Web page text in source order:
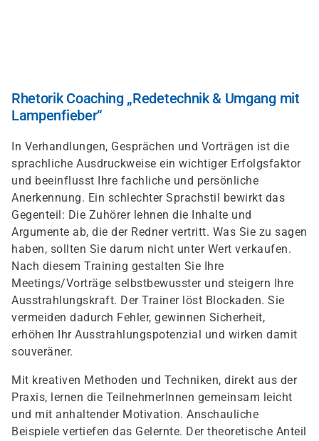
Rhetorik Coaching „Redetechnik & Umgang mit
Lampenfieber“
In Verhandlungen, Gesprächen und Vorträgen ist die
sprachliche Ausdruckweise ein wichtiger Erfolgsfaktor
und beeinflusst Ihre fachliche und persönliche
Anerkennung. Ein schlechter Sprachstil bewirkt das
Gegenteil: Die Zuhörer lehnen die Inhalte und
Argumente ab, die der Redner vertritt. Was Sie zu sagen
haben, sollten Sie darum nicht unter Wert verkaufen.
Nach diesem Training gestalten Sie Ihre
Meetings/Vorträge selbstbewusster und steigern Ihre
Ausstrahlungskraft. Der Trainer löst Blockaden. Sie
vermeiden dadurch Fehler, gewinnen Sicherheit,
erhöhen Ihr Ausstrahlungspotenzial und wirken damit
souveräner.
Mit kreativen Methoden und Techniken, direkt aus der
Praxis, lernen die TeilnehmerInnen gemeinsam leicht
und mit anhaltender Motivation. Anschauliche
Beispiele vertiefen das Gelernte. Der theoretische Anteil